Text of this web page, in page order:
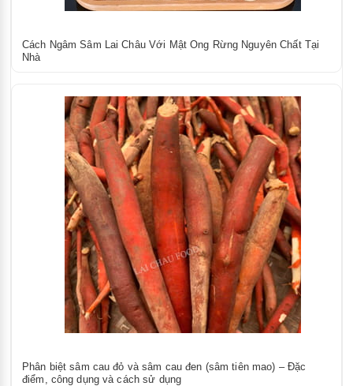
Cách Ngâm Sâm Lai Châu Với Mật Ong Rừng Nguyên Chất Tại
Nhà
Phân biệt sâm cau đỏ và sâm cau đen (sâm tiên mao) – Đặc
điểm, công dụng và cách sử dụng